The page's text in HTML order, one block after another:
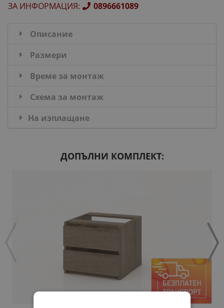
ЗА ИНФОРМАЦИЯ: 0896661089
Описание
Размери
Време за монтаж
Схема за монтаж
На изплащане
ДОПЪЛНИ КОМПЛЕКТ: